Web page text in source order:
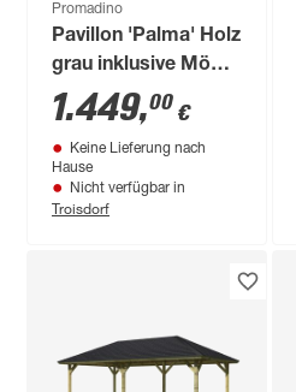
Promadino
Pavillon 'Palma' Holz
grau inklusive Möbel
326 x 280 x 326 cm
1.449,00 €
Keine Lieferung nach
Hause
Nicht verfügbar in
Troisdorf